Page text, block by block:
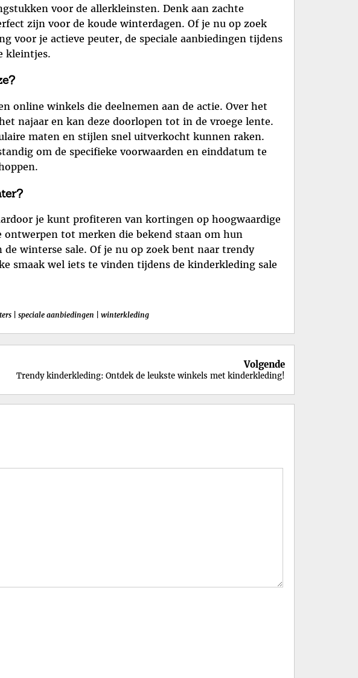
voor de allerkleinsten. Denk aan zachte
zijn voor de koude winterdagen. Of je nu op zoek
voor je actieve peuter, de speciale aanbiedingen tijdens
kleintjes.
online winkels die deelnemen aan de actie. Over het
najaar en kan deze doorlopen tot in de vroege lente.
maten en stijlen snel uitverkocht kunnen raken.
om de specifieke voorwaarden en einddatum te
je kunt profiteren van kortingen op hoogwaardige
tot merken die bekend staan om hun
winterse sale. Of je nu op zoek bent naar trendy
smaak wel iets te vinden tijdens de kinderkleding sale
speciale aanbiedingen winterkleding
Volgende
Trendy kinderkleding: Ontdek de leukste winkels met kinderkleding!